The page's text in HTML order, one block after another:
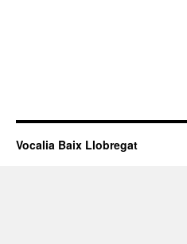
Vocalia Baix Llobregat